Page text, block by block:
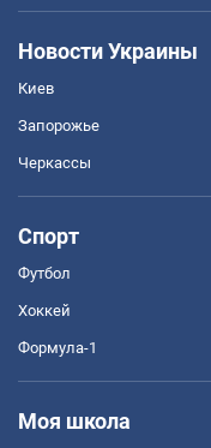
Новости Украины
Киев
Запорожье
Черкассы
Спорт
Футбол
Хоккей
Формула-1
Моя школа